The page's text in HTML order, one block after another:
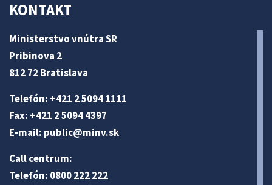
KONTAKT
Ministerstvo vnútra SR
Pribinova 2
812 72 Bratislava
Telefón: +421 2 5094 1111
Fax: +421 2 5094 4397
E-mail: public@minv.sk
Call centrum:
Telefón: 0800 222 222